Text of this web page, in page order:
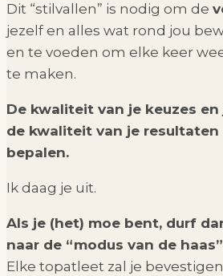
Dit “stilvallen” is nodig om de
jezelf en alles wat rond jou
en te voeden om elke keer
te maken.
De kwaliteit van je keuzes
de kwaliteit van je resultaten
bepalen.
Ik daag je uit.
Als je (het) moe bent, durf
naar de “modus van de
Elke topatleet zal je